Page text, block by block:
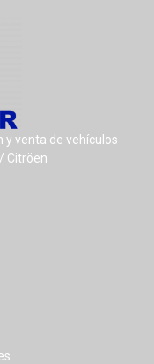
y venta de vehículos
Citröen